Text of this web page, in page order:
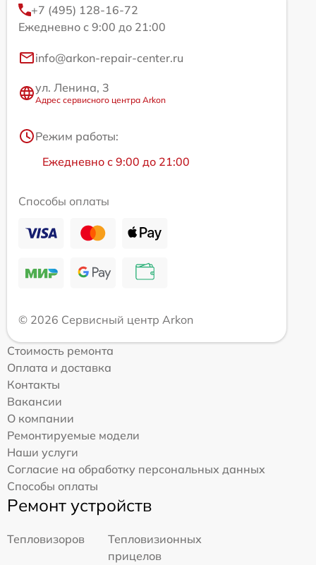
+7 (495) 128-16-72
Ежедневно с 9:00 до 21:00
info@arkon-repair-center.ru
ул. Ленина, 3
Адрес сервисного центра Arkon
Режим работы:
Ежедневно с 9:00 до 21:00
Способы оплаты
© 2026 Сервисный центр Arkon
Стоимость ремонта
Оплата и доставка
Контакты
Вакансии
О компании
Ремонтируемые модели
Наши услуги
Согласие на обработку персональных данных
Способы оплаты
Ремонт устройств
Тепловизоров
Тепловизионных
прицелов